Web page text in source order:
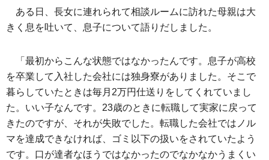
ある日、長女に連れられて相談ルームに訪れた母親は大
きく息を吐いて、息子について語りだしました。
「最初からこんな状態ではなかったんです。息子が高校
を卒業して入社した会社には独身寮がありました。そこで
暮らしていたときは毎月2万円仕送りをしてくれていまし
た。いい子なんです。23歳のときに転職して実家に戻って
きたのですが、それが失敗でした。転職した会社ではノル
マを達成できなければ、ゴミ以下の扱いをされていたよう
です。口が達者なほうではなかったのでなかなかうまくい